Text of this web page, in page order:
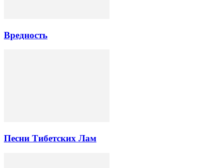
Вредность
Песни Тибетских Лам